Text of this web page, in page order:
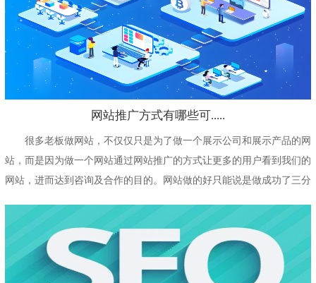
网站推广方式有哪些可.....
很多老板做网站，不仅仅只是为了做一个展示公司和展示产品的网
站，而是因为做一个网站通过网站推广的方式让更多的用户看到我们的
网站，进而达到咨询及合作的目的。网站做的好只能说是做成功了三分